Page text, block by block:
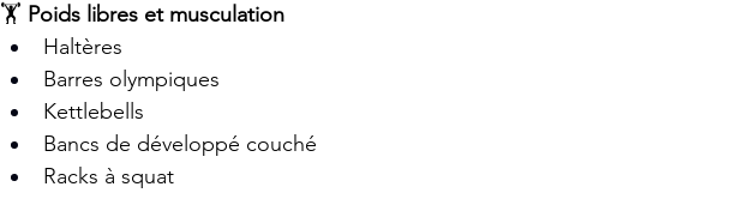
🏋️ Poids libres et musculation
Haltères
Barres olympiques
Kettlebells
Bancs de développé couché
Racks à squat